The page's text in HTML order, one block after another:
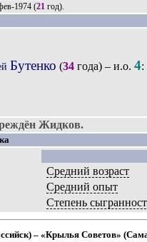
1974(21год).
Бутенко (34года) – и.о. 4:
Жидков.
Средний возраст
Средний опыт
Степень
– «Крылья Советов»